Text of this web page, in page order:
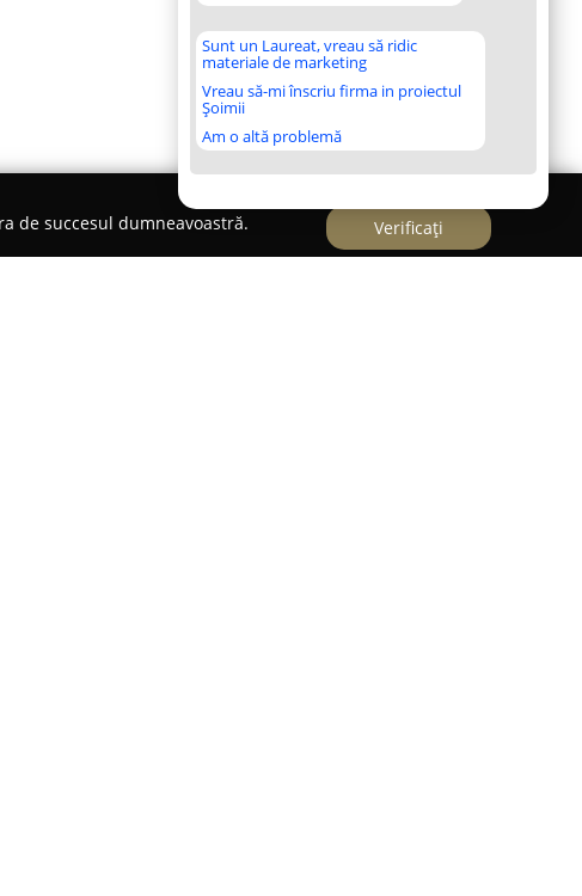
Sunt un Laureat, vreau să ridic
materiale de marketing
Vreau să-mi înscriu firma in proiectul
Șoimii
Am o altă problemă
de succesul dumneavoastră.
Verificați